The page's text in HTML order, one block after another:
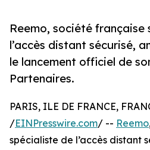
Reemo, société française
l’accès distant sécurisé,
le lancement officiel de
Partenaires.
PARIS, ILE DE FRANCE,
/EINPresswire.com/ -- Reemo
spécialiste de l’accès distant